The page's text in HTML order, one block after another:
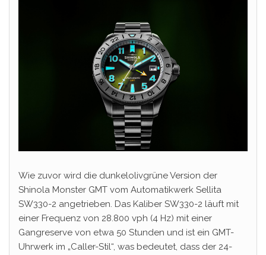
Wie zuvor wird die dunkelolivgrüne Version der
Shinola Monster GMT vom Automatikwerk Sellita
SW330-2 angetrieben. Das Kaliber SW330-2 läuft mit
einer Frequenz von 28.800 vph (4 Hz) mit einer
Gangreserve von etwa 50 Stunden und ist ein GMT-
Uhrwerk im „Caller-Stil“, was bedeutet, dass der 24-